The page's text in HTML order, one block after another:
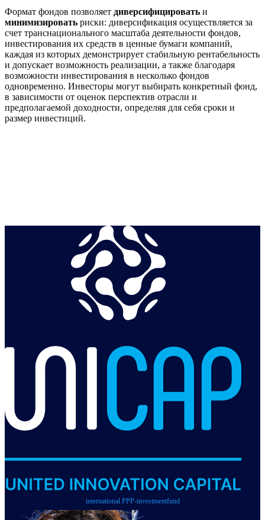
Формат фондов позволяет диверсифицировать и
минимизировать риски: диверсификация осуществляется за
счет транснационального масштаба деятельности фондов,
инвестирования их средств в ценные бумаги компаний,
каждая из которых демонстрирует стабильную рентабельность
и допускает возможность реализации, а также благодаря
возможности инвестирования в несколько фондов
одновременно. Инвесторы могут выбирать конкретный фонд,
в зависимости от оценок перспектив отрасли и
предполагаемой доходности, определяя для себя сроки и
размер инвестиций.
international PPP-investmentfund